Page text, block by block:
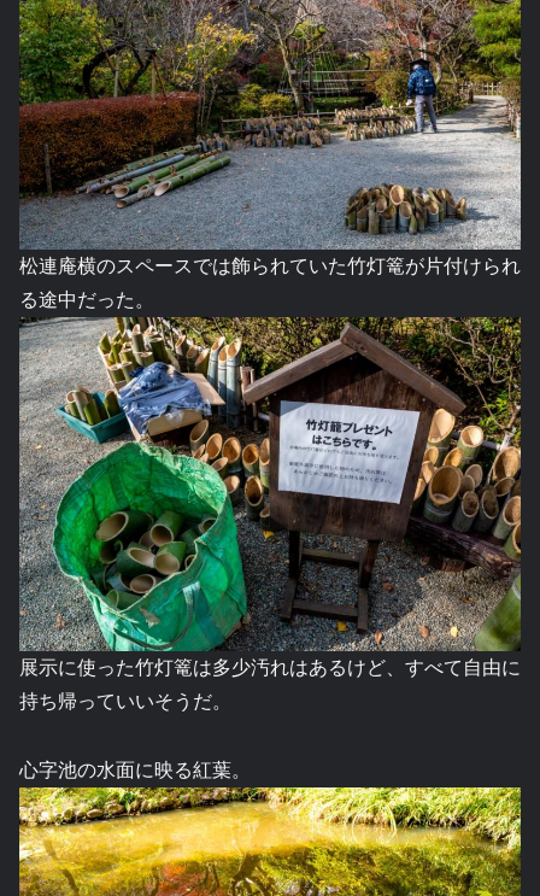
松連庵横のスペースでは飾られていた竹灯篭が片付けられ
る途中だった。
展示に使った竹灯篭は多少汚れはあるけど、すべて自由に
持ち帰っていいそうだ。
心字池の水面に映る紅葉。